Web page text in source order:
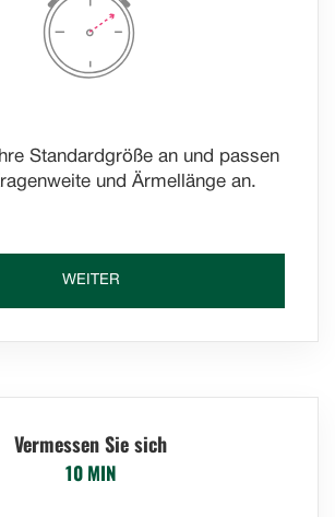
Standardgröße an und passen
und Ärmellänge an.
WEITER
Vermessen Sie sich
10 MIN